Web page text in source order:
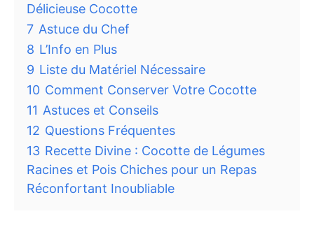
Délicieuse Cocotte
7 Astuce du Chef
8 L’Info en Plus
9 Liste du Matériel Nécessaire
10 Comment Conserver Votre Cocotte
11 Astuces et Conseils
12 Questions Fréquentes
13 Recette Divine : Cocotte de Légumes
Racines et Pois Chiches pour un Repas
Réconfortant Inoubliable